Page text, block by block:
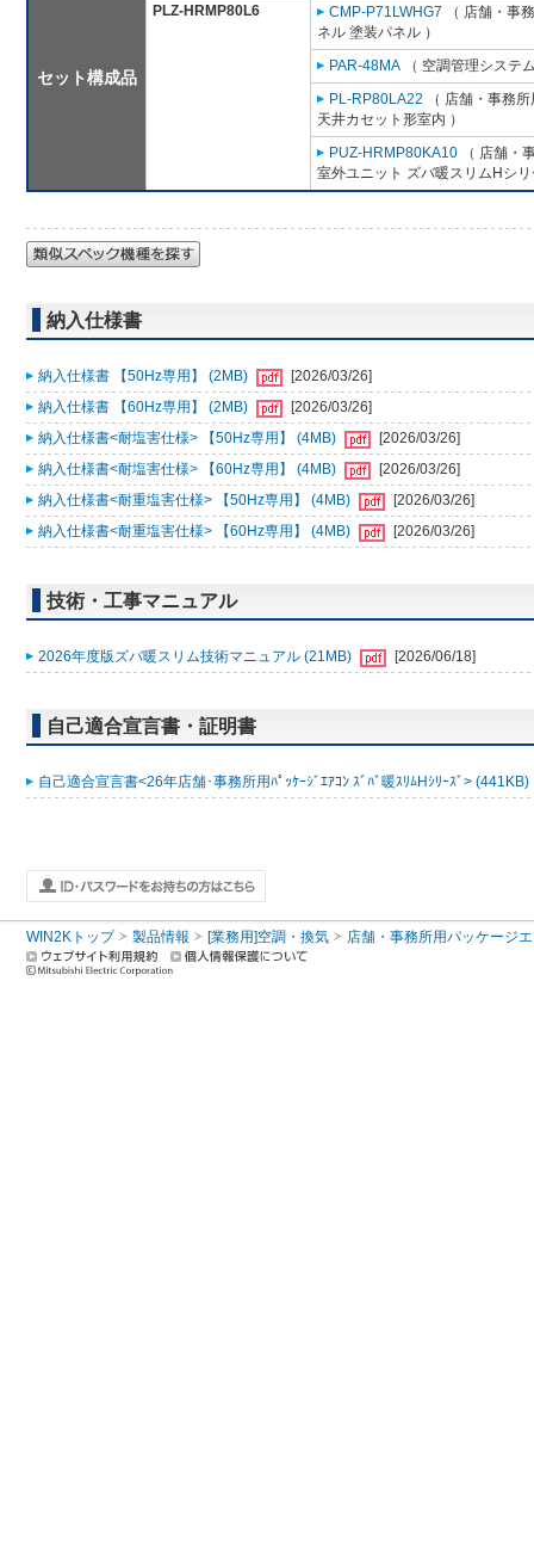
セット構成品
PLZ-HRMP80L6
CMP-P71LWHG7 （ 店舗・事
ネル 塗装パネル ）
PAR-48MA （ 空調管理システ
PL-RP80LA22 （ 店舗・事務
天井カセット形室内 ）
PUZ-HRMP80KA10 （ 店舗・
室外ユニット ズバ暖スリムHシ
納入仕様書
納入仕様書 【50Hz専用】 (2MB)
[2026/03/26]
納入仕様書 【60Hz専用】 (2MB)
[2026/03/26]
納入仕様書<耐塩害仕様> 【50Hz専用】 (4MB)
[2026/03/26]
納入仕様書<耐塩害仕様> 【60Hz専用】 (4MB)
[2026/03/26]
納入仕様書<耐重塩害仕様> 【50Hz専用】 (4MB)
[2026/03/26]
納入仕様書<耐重塩害仕様> 【60Hz専用】 (4MB)
[2026/03/26]
技術・工事マニュアル
2026年度版ズバ暖スリム技術マニュアル (21MB) [2026/06/18]
自己適合宣言書・証明書
自己適合宣言書<26年店舗･事務所用ﾊﾟｯｹｰｼﾞｴｱｺﾝ ｽﾞﾊﾞ暖ｽﾘﾑHｼﾘｰｽﾞ> (441KB)
WIN2Kトップ 製品情報 [業務用]空調・換気 店舗・事務所用パッケージ